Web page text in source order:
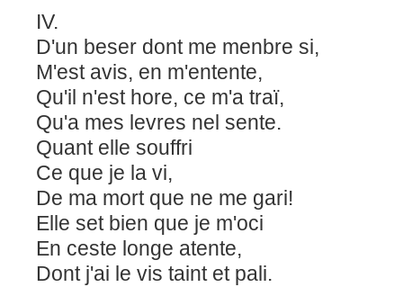
IV.
D'un beser dont me menbre si,
M'est avis, en m'entente,
Qu'il n'est hore, ce m'a traï,
Qu'a mes levres nel sente.
Quant elle souffri
Ce que je la vi,
De ma mort que ne me gari!
Elle set bien que je m'oci
En ceste longe atente,
Dont j'ai le vis taint et pali.